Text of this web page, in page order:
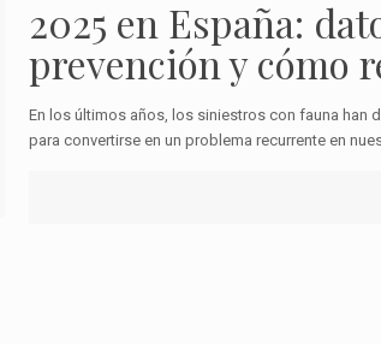
2025 en España:
prevención y cómo
En los últimos años, los siniestros con fauna han
para convertirse en un problema recurrente en